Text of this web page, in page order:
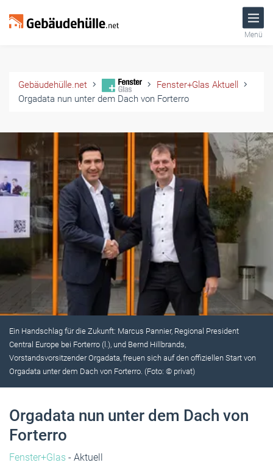
Menü
Gebäudehülle.net
Fenster+Glas Aktuell
Orgadata nun unter dem Dach von Forterro
Ein Handschlag für die Zukunft: Marcus Pannier, Regional President
Central Europe bei Forterro (l.), und Bernd Hillbrands,
Vorstandsvorsitzender Orgadata, freuen sich auf den offiziellen Start von
Orgadata unter dem Dach von Forterro. (Foto: © privat)
Orgadata nun unter dem Dach von
Forterro
Fenster+Glas - Aktuell